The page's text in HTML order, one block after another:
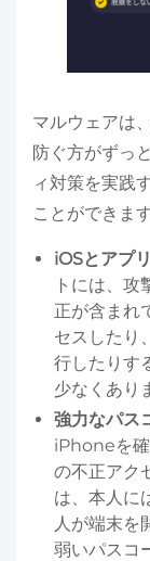
マルウェアは
防ぐ方がずっ
ィ対策を実践
ことができます
iOSとアプ
トには、
正が含まれ
セスしたり
行したりす
少なくあり
強力なパス
iPhoneを
の不正アク
は、本人に
人が端末を
弱いパスコ